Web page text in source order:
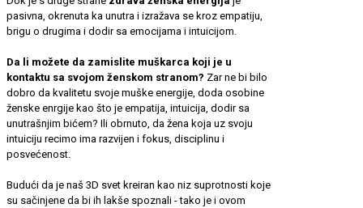
pasivna, okrenuta ka unutra i izražava se kroz empatiju,
brigu o drugima i dodir sa emocijama i intuicijom.
Da li možete da zamislite muškarca koji je u
kontaktu sa svojom ženskom stranom? Zar ne bi bilo
dobro da kvalitetu svoje muške energije, doda osobine
ženske enrgije kao što je empatija, intuicija, dodir sa
unutrašnjim bićem? Ili obrnuto, da žena koja uz svoju
intuiciju recimo ima razvijen i fokus, disciplinu i
posvećenost.
Budući da je naš 3D svet kreiran kao niz suprotnosti koje
su sačinjene da bi ih lakše spoznali - tako je i ovom